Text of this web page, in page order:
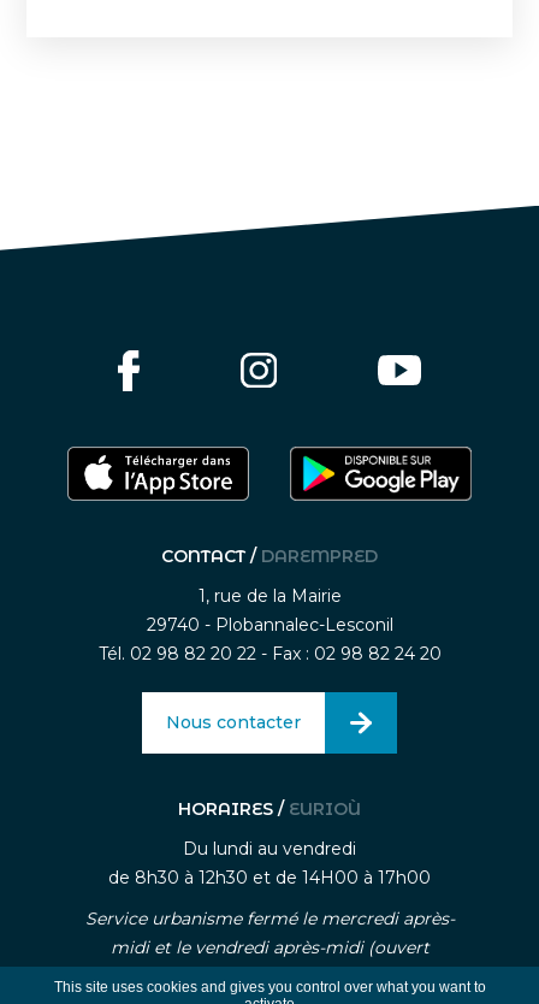
CONTACT / DAREMPRED
1, rue de la Mairie
29740 - Plobannalec-Lesconil
Tél. 02 98 82 20 22 - Fax : 02 98 82 24 20
Nous contacter
HORAIRES / EURIOÙ
Du lundi au vendredi
de 8h30 à 12h30 et de 14H00 à 17h00
Service urbanisme fermé le mercredi après-
midi et le vendredi après-midi (ouvert
This site uses cookies and gives you control over what you want to